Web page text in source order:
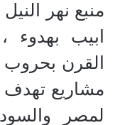
منبع نهر
ابيب
القرن بحروب
مشاريع تهدف
لمصر